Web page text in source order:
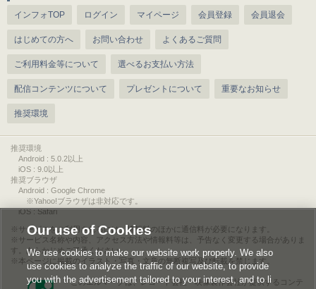
インフォTOP ログイン マイページ 会員登録 会員退会
はじめての方へ お問い合わせ よくあるご質問
ご利用料金等について 選べるお支払い方法
配信コンテンツについて プレゼントについて 重要なお知らせ
推奨環境
推奨環境
Android : 5.0.2以上
iOS : 9.0以上
推奨ブラウザ
Android : Google Chrome
※Yahoo!ブラウザは非対応です。
iOS : Safari
サービスをご利用されるには、情報料のほかに通信料が必要になります。
サービス名称や内容、アクセス方法や情報料等は、予告なく変更する場合がありま
す。あらかじめご了承ください。
本ページに掲載のイラスト・写真・文章の無断複写及び転載を禁じます。
このエルマークは、レコード会社・映像製作会社が提供するコンテ
Our use of Cookies
We use cookies to make our website work properly. We also
use cookies to analyze the traffic of our website, to provide
you with the advertisement tailored to your interest, and to li